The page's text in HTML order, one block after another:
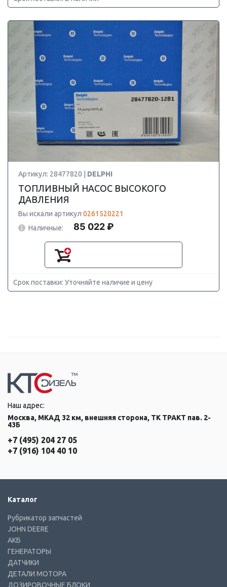
Артикул: 28477820 | DELPHI
ТОПЛИВНЫЙ НАСОС ВЫСОКОГО
ДАВЛЕНИЯ
Вы искали артикул 0261520221
Наличные:
85 022 ₽
Срок поставки: Уточняйте наличие и цену
Наш адрес:
Москва, МКАД 32 км, внешняя сторона, ТК ТРАКТ пав. 2-
43Б
+7 (495) 204 27 05
+7 (916) 104 40 10
Каталог
Рубрикатор запчастей
JOHN DEERE
АКБ
ГЕНЕРАТОРЫ
ДАТЧИКИ
ДЕТАЛИ МОТОРА
ДОЗИРОВОЧНЫЕ БЛОКИ